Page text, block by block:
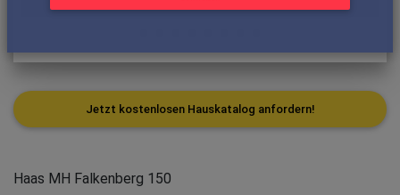
Haas MH Falkenberg 150
Jetzt kostenlosen Hauskatalog anfordern!